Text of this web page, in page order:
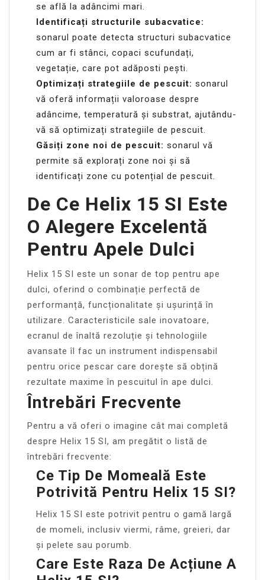
se află la adâncimi mari.
Identificați structurile subacvatice:
sonarul poate detecta structuri subacvatice
cum ar fi stânci, copaci scufundați,
vegetație, care pot adăposti pești.
Optimizați strategiile de pescuit: sonarul
vă oferă informații valoroase despre
adâncime, temperatură și substrat, ajutându-
vă să optimizați strategiile de pescuit.
Găsiți zone noi de pescuit: sonarul vă
permite să explorați zone noi și să
identificați zone cu potențial de pescuit.
De Ce Helix 15 SI Este
O Alegere Excelentă
Pentru Apele Dulci
Helix 15 SI este un sonar de top pentru ape
dulci, oferind o combinație perfectă de
performanță, funcționalitate și ușurință în
utilizare. Caracteristicile sale inovatoare,
ecranul de înaltă rezoluție și tehnologiile
avansate îl fac un instrument indispensabil
pentru orice pescar care dorește să obțină
rezultate maxime în pescuitul în ape dulci.
Întrebări Frecvente
Pentru a vă oferi o imagine cât mai completă
despre Helix 15 SI, am pregătit o listă de
întrebări frecvente:
Ce Tip De Momeală Este
Potrivită Pentru Helix 15 SI?
Helix 15 SI este potrivit pentru o gamă largă
de momeli, inclusiv viermi, râme, greieri, dar
și pelete sau porumb.
Care Este Raza De Acțiune A